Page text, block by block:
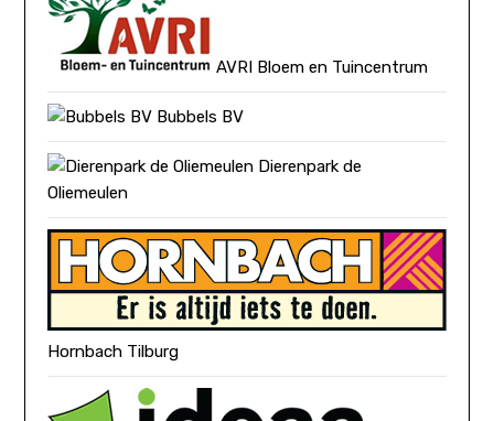
AVRI Bloem en Tuincentrum
Bubbels BV
Dierenpark de
Oliemeulen
Hornbach Tilburg